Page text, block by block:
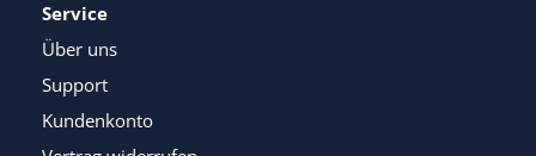
Service
Über uns
Support
Kundenkonto